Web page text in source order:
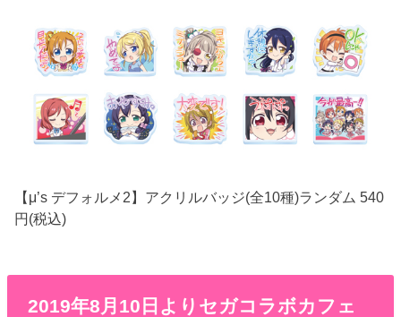
【μ’s デフォルメ2】アクリルバッジ(全10種)ランダム 540
円(税込)
2019年8月10日よりセガコラボカフェ